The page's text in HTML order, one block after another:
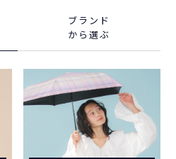
ブランド
から選ぶ